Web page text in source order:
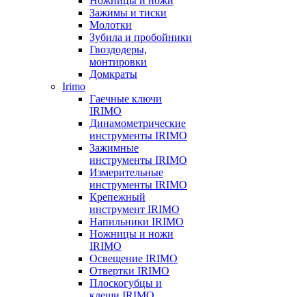
Зажимы и тиски
Молотки
Зубила и пробойники
Гвоздодеры,
монтировки
Домкраты
Irimo
Гаечные ключи
IRIMO
Динамометрические
инструменты IRIMO
Зажимные
инструменты IRIMO
Измерительные
инструменты IRIMO
Крепежный
инструмент IRIMO
Напильники IRIMO
Ножницы и ножи
IRIMO
Освещение IRIMO
Отвертки IRIMO
Плоскогубцы и